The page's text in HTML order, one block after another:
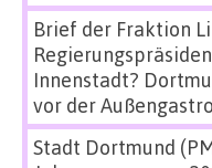
Brief der Fraktion
Innenstadt?
vor der
Stadt Dortmund